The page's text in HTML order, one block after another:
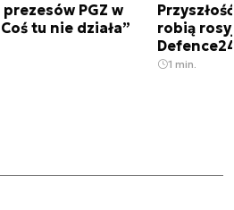
PGZ w
tu nie działa”
robią
1 min.